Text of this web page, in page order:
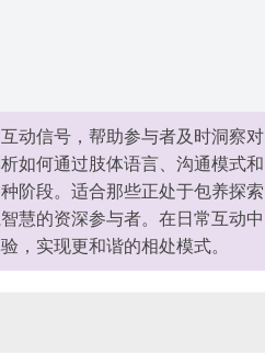
动信号，帮助参与者及时洞察对
如何通过肢体语言、沟通模式和
阶段。适合那些正处于包养探索
慧的资深参与者。在日常互动中
，实现更和谐的相处模式。